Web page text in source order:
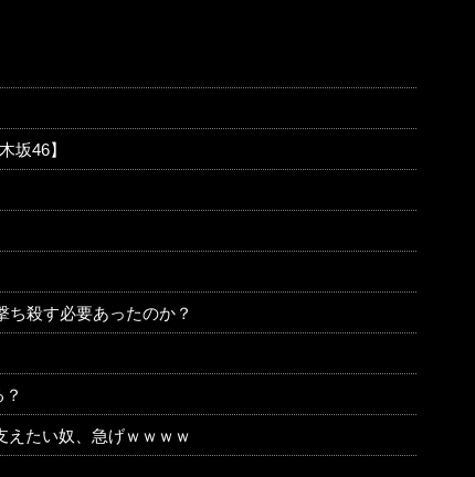
坂46】
ち殺す必要あったのか？
えたい奴、急げｗｗｗｗ